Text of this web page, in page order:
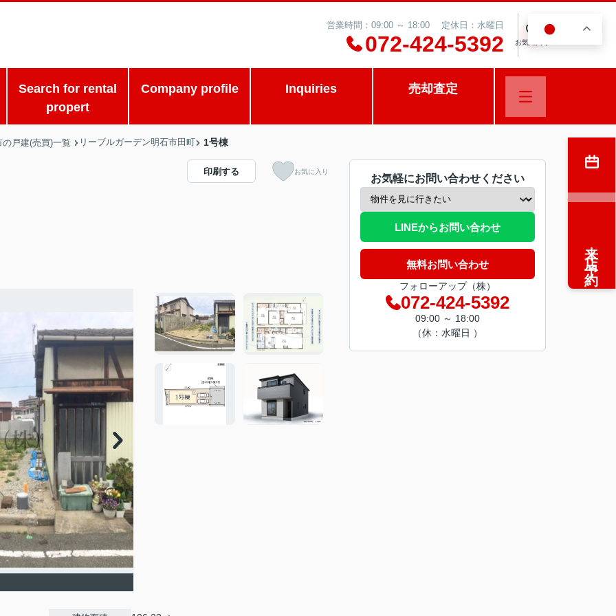
営業時間：09:00 ～ 18:00 定休日：水曜日
072-424-5392 お気に入り
Search for rental
propert
Company profile Inquiries 売却査定
の戸建(売買)一覧 リーブルガーデン明石市田町 1号棟
印刷する お気に入り
お気軽にお問い合わせください
LINEからお問い合わせ
無料お問い合わせ
フォローアップ（株）
072-424-5392
09:00 ～ 18:00
（休：水曜日 ）
来店予約